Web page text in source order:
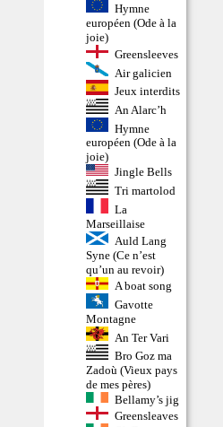
Hymne
européen (Ode à la
joie)
Greensleeves
Air galicien
Jeux interdits
An Alarc’h
Hymne
européen (Ode à la
joie)
Jingle Bells
Tri martolod
La
Marseillaise
Auld Lang
Syne (Ce n’est
qu’un au revoir)
A boat song
Gavotte
Montagne
An Ter Vari
Bro Goz ma
Zadoù (Vieux pays
de mes pères)
Bellamy’s jig
Greensleaves